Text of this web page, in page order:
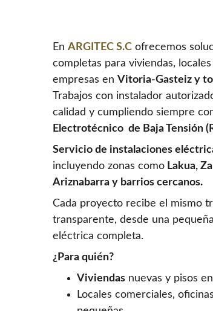
En ARGITEC S.C ofrecemos
completas para viviendas,
empresas en Vitoria-Gasteiz y
Trabajos con instalador
calidad y cumpliendo siempre
Electrotécnico  de Baja Tensión
Servicio de instalaciones
incluyendo zonas como Lakua,
Ariznabarra y barrios cercanos.
Cada proyecto recibe el mismo
transparente, desde una
eléctrica completa.
¿Para quién?
Viviendas nuevas y pisos
Locales comerciales,